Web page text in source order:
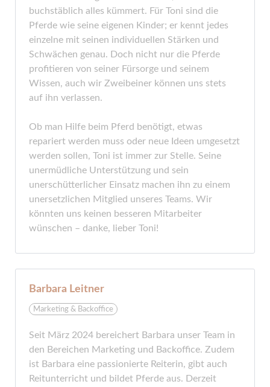
buchstäblich alles kümmert. Für Toni sind die
Pferde wie seine eigenen Kinder; er kennt jedes
einzelne mit seinen individuellen Stärken und
Schwächen genau. Doch nicht nur die Pferde
profitieren von seiner Fürsorge und seinem
Wissen, auch wir Zweibeiner können uns stets
auf ihn verlassen.
Ob man Hilfe beim Pferd benötigt, etwas
repariert werden muss oder neue Ideen umgesetzt
werden sollen, Toni ist immer zur Stelle. Seine
unermüdliche Unterstützung und sein
unerschütterlicher Einsatz machen ihn zu einem
unersetzlichen Mitglied unseres Teams. Wir
könnten uns keinen besseren Mitarbeiter
wünschen – danke, lieber Toni!
Barbara Leitner
Marketing & Backoffice
Seit März 2024 bereichert Barbara unser Team in
den Bereichen Marketing und Backoffice. Zudem
ist Barbara eine passionierte Reiterin, gibt auch
Reitunterricht und bildet Pferde aus. Derzeit